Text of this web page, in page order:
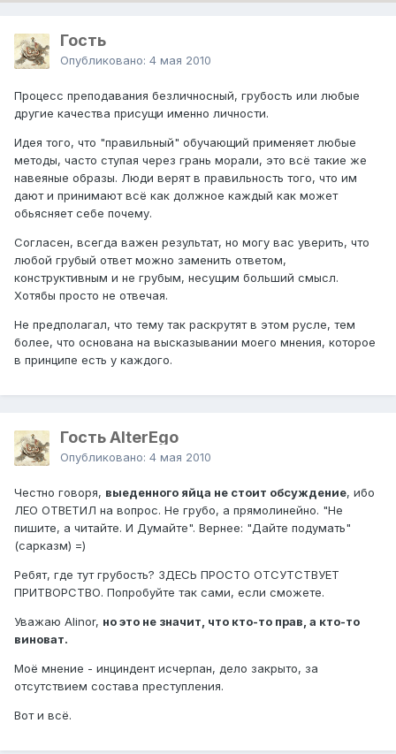
Гость
Опубликовано: 4 мая 2010
Процесс преподавания безличносный, грубость или любые
другие качества присущи именно личности.
Идея того, что "правильный" обучающий применяет любые
методы, часто ступая через грань морали, это всё такие же
навеяные образы. Люди верят в правильность того, что им
дают и принимают всё как должное каждый как может
обьясняет себе почему.
Согласен, всегда важен результат, но могу вас уверить, что
любой грубый ответ можно заменить ответом,
конструктивным и не грубым, несущим больший смысл.
Хотябы просто не отвечая.
Не предполагал, что тему так раскрутят в этом русле, тем
более, что основана на высказывании моего мнения, которое
в принципе есть у каждого.
Гость AlterEgo
Опубликовано: 4 мая 2010
Честно говоря, выеденного яйца не стоит обсуждение, ибо
ЛЕО ОТВЕТИЛ на вопрос. Не грубо, а прямолинейно. "Не
пишите, а читайте. И Думайте". Вернее: "Дайте подумать"
(сарказм) =)
Ребят, где тут грубость? ЗДЕСЬ ПРОСТО ОТСУТСТВУЕТ
ПРИТВОРСТВО. Попробуйте так сами, если сможете.
Уважаю Alinor, но это не значит, что кто-то прав, а кто-то
виноват.
Моё мнение - инциндент исчерпан, дело закрыто, за
отсутствием состава преступления.
Вот и всё.